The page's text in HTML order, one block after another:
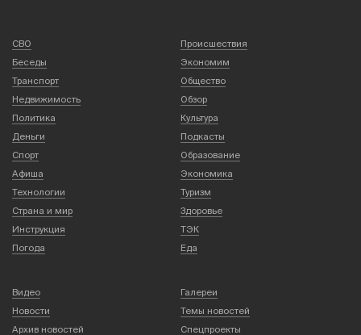
СВО
Происшествия
Беседы
Экономим
Транспорт
Общество
Недвижимость
Обзор
Политика
Культура
Деньги
Подкасты
Спорт
Образование
Афиша
Экономика
Технологии
Туризм
Страна и мир
Здоровье
Инструкция
ТЭК
Погода
Еда
Видео
Галереи
Новости
Темы новостей
Архив новостей
Спецпроекты